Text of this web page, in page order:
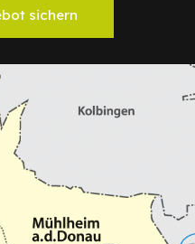
sichern